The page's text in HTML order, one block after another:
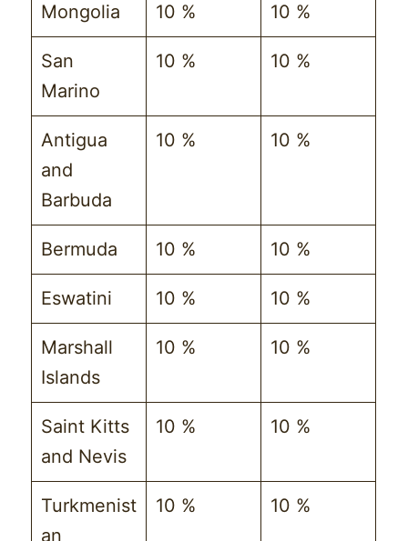
Mongolia 10 % 10 %
San
Marino
10 % 10 %
Antigua
and
Barbuda
10 % 10 %
Bermuda 10 % 10 %
Eswatini 10 % 10 %
Marshall
Islands
10 % 10 %
Saint Kitts
and Nevis
10 % 10 %
Turkmenist
an
10 % 10 %